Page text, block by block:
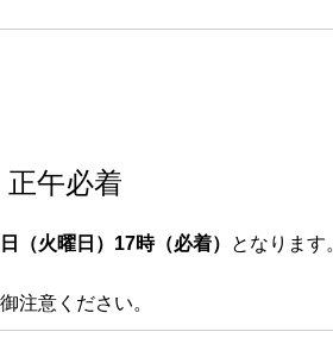
正午必着
（火曜日）17時（必着）
となります
注意ください。